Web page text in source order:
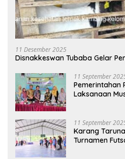
11 Desember 2025
Disnakkeswan Tubaba Gelar
11 September
Pemerintahan
Laksanaan
11 September
Karang
Turnamen